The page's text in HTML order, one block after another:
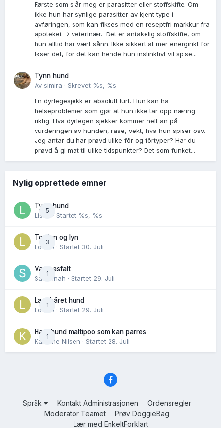
Første som slår meg er parasitter eller stoffskifte. Om
ikke hun har synlige parasitter av kjent type i
avføringen, som kan fikses med en reseptfri markkur fra
apoteket -> veterinær. Det er antakelig stoffskifte, om
hun alltid har vært sånn. Ikke sikkert at mer energirikt for
løser det, for det kan hende hun instinktivt vil spise...
Tynn hund
Av simira · Skrevet %s, %s
En dyrlegesjekk er absolutt lurt. Hun kan ha
helseproblemer som gjør at hun ikke tar opp næring
riktig. Hva dyrlegen sjekker kommer helt an på
vurderingen av hunden, rase, vekt, hva hun spiser osv.
Jeg antar du har prøvd ulike fõr og fõrtyper? Har du
prøvd å gi mat til ulike tidspunkter? Det som funket...
Nylig opprettede emner
5
Tynn hund
Lisen
· Startet %s, %s
3
Torden og lyn
Lovise · Startet 30. Juli
1
Varm asfalt
Savannah · Startet 29. Juli
1
Langhåret hund
Lovise · Startet 29. Juli
1
Hannhund maltipoo som kan parres
Karoline Nilsen · Startet 28. Juli
Språk Kontakt Administrasjonen
Ordensregler
Moderator Teamet
Prøv DoggieBag
Lær med EnkeltForklart